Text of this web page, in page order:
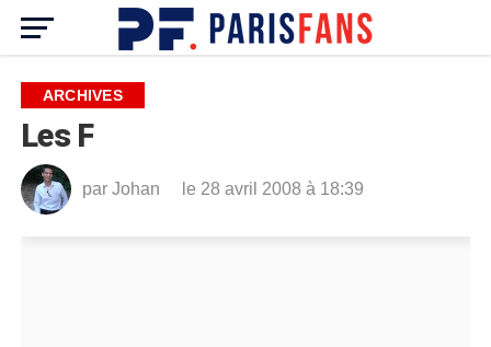
ARCHIVES
Les F
par Johan le 28 avril 2008 à 18:39